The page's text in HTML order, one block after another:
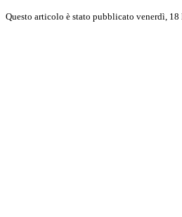
Questo articolo è stato pubblicato venerdì,